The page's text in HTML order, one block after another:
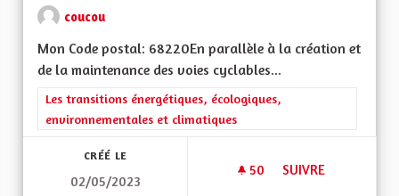
coucou
Mon Code postal: 68220En parallèle à la création et
de la maintenance des voies cyclables...
Filtrer les résultats de la catégorie : Les transitions
Les transitions énergétiques, écologiques,
environnementales et climatiques
CRÉÉ LE
02/05/2023
50 50 ABONNÉS
SUIVRE